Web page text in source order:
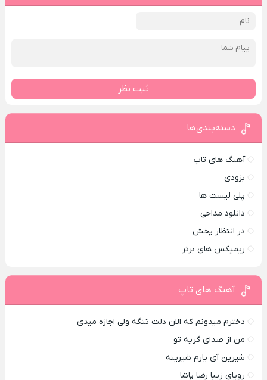
ثبت نظر
دسته‌بندی‌ها
آهنگ های تاپ
بزودی
پلی لیست ها
دانلود مداحی
در انتظار پخش
ریمیکس های برتر
آهنگ های تاپ
دخترم میدونم که الان دلت تنگه ولی اجازه میدی
من از صدای گريه تو
شیرین آی یارم شیرینه
رویای زیبا رضا پاشا